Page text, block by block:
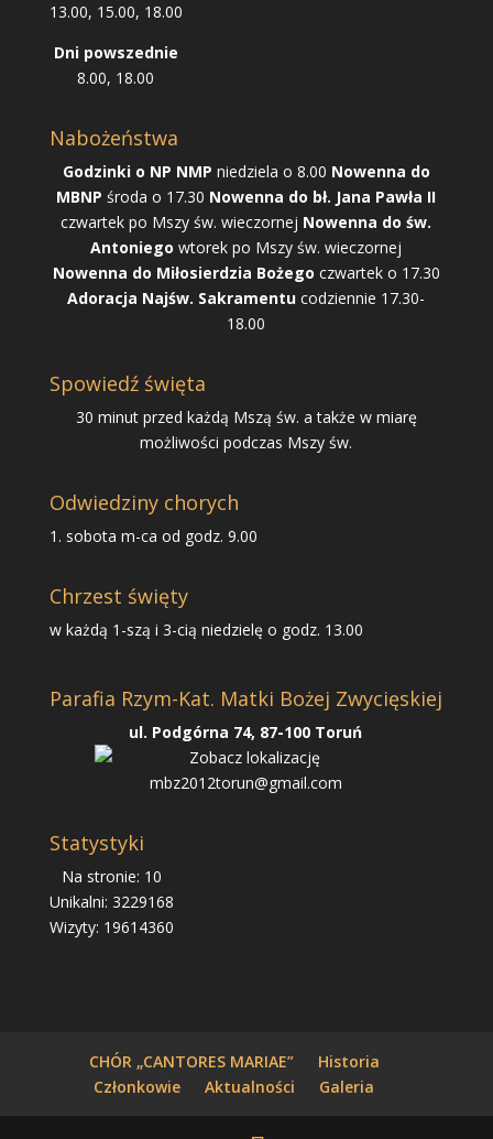
13.00, 15.00, 18.00
Dni powszednie
8.00, 18.00
Nabożeństwa
Godzinki o NP NMP niedziela o 8.00 Nowenna do
MBNP środa o 17.30 Nowenna do bł. Jana Pawła II
czwartek po Mszy św. wieczornej Nowenna do św.
Antoniegowtorek po Mszy św. wieczornej
Nowenna do Miłosierdzia Bożego czwartek o 17.30
Adoracja Najśw. Sakramentucodziennie 17.30-
18.00
Spowiedź święta
30 minut przed każdą Mszą św. a także w miarę
możliwości podczas Mszy św.
Odwiedziny chorych
1. sobota m-ca od godz. 9.00
Chrzest święty
w każdą 1-szą i 3-cią niedzielę o godz. 13.00
Parafia Rzym-Kat. Matki Bożej Zwycięskiej
ul. Podgórna 74, 87-100 Toruń
mbz2012torun@gmail.com
Statystyki
Na stronie: 10
Unikalni: 3229168
Wizyty: 19614360
CHÓR „CANTORES MARIAE”
Historia
Członkowie
Aktualności Galeria